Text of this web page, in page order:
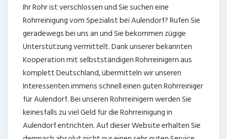
Ihr Rohr ist verschlossen und Sie suchen eine
Rohrreinigung vom Spezialist bei Aulendorf? Rufen Sie
geradewegs bei uns an und Sie bekommen zügige
Unterstützung vermittelt. Dank unserer bekannten
Kooperation mit selbstständigen Rohrreinigern aus
komplett Deutschland, übermitteln wir unseren
Interessenten immens schnell einen guten Rohrreiniger
für Aulendorf. Bei unseren Rohrreinigern werden Sie
keinesfalls zu viel Geld für die Rohrreinigung in
Aulendorf entrichten. Auf dieser Website erhalten Sie